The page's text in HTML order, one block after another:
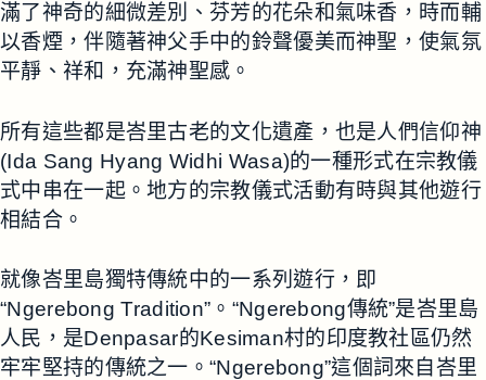
滿了神奇的細微差別、芬芳的花朵和氣味香，時而輔
以香煙，伴隨著神父手中的鈴聲優美而神聖，使氣氛
平靜、祥和，充滿神聖感。
所有這些都是峇里古老的文化遺產，也是人們信仰神
(Ida Sang Hyang Widhi Wasa)的一種形式在宗教儀
式中串在一起。地方的宗教儀式活動有時與其他遊行
相結合。
就像峇里島獨特傳統中的一系列遊行，即
“Ngerebong Tradition”。“Ngerebong傳統”是峇里島
人民，是Denpasar的Kesiman村的印度教社區仍然
牢牢堅持的傳統之一。“Ngerebong”這個詞來自峇里